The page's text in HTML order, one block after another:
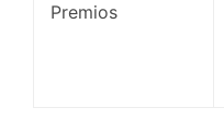
Premios